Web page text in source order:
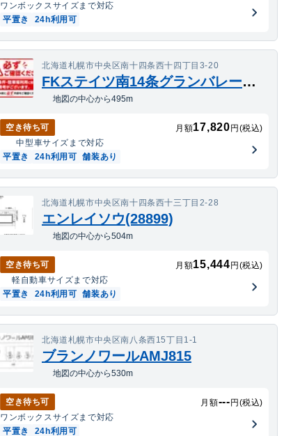
ワンボックスサイズまで対応
平置き
24h利用可
北海道札幌市中央区南十四条西十四丁目3-20
FKステイツ南14条グランバレーヌ駐車場
地図の中心から495m
空き待ち可 月額17,820 円(税込)
中型車サイズまで対応
平置き
24h利用可 舗装あり
北海道札幌市中央区南十四条西十三丁目2-28
エンレイソウ(28899)
地図の中心から504m
空き待ち可 月額15,444 円(税込)
軽自動車サイズまで対応
平置き
24h利用可 舗装あり
北海道札幌市中央区南八条西15丁目1-1
ブランノワールAMJ815
地図の中心から530m
空き待ち可 月額--- 円(税込)
ワンボックスサイズまで対応
平置き
24h利用可